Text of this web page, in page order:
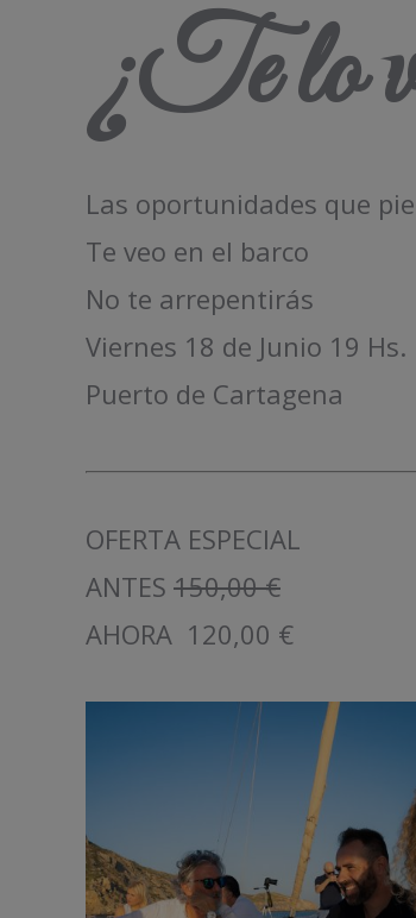
¿Te lo
Las oportunidades que
Te veo en el barco
No te arrepentirás
Viernes 18 de Junio 19 Hs.
Puerto de Cartagena
OFERTA ESPECIAL
ANTES 150,00 €
AHORA 120,00 €